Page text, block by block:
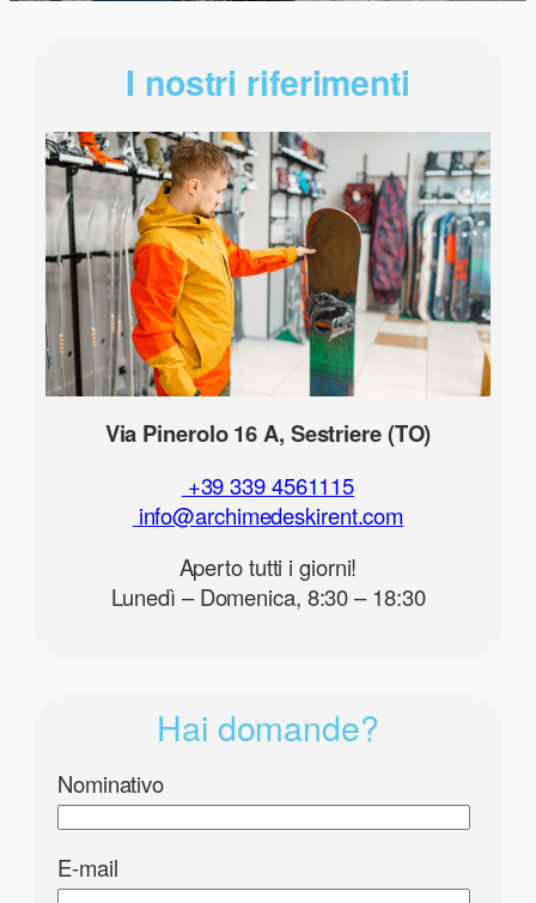
I nostri riferimenti
Via Pinerolo 16 A, Sestriere (TO)
+39 339 4561115
info@archimedeskirent.com
Aperto tutti i giorni!
Lunedì – Domenica, 8:30 – 18:30
Hai domande?
Nominativo
E-mail